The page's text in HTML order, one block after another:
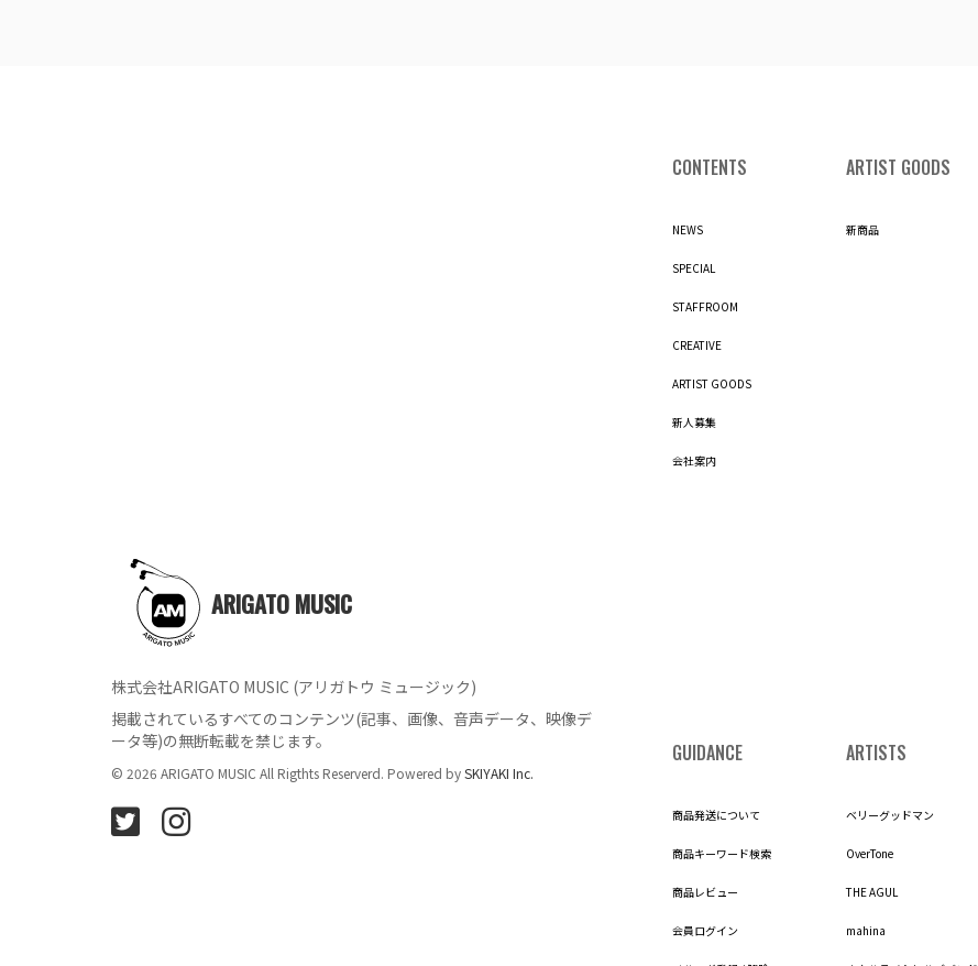
ARIGATO MUSIC
株式会社ARIGATO MUSIC (アリガトウ ミュージック)
掲載されているすべてのコンテンツ(記事、画像、音声データ、映像デ
ータ等)の無断転載を禁じます。
© 2026 ARIGATO MUSIC All Rigthts Reserverd. Powered bySKIYAKI Inc.
CONTENTS
NEWS
SPECIAL
STAFFROOM
CREATIVE
ARTIST GOODS
新人募集
会社案内
ARTIST GOODS
新商品
GUIDANCE
商品発送について
商品キーワード検索
商品レビュー
会員ログイン
ARTISTS
ベリーグッドマン
OverTone
THE AGUL
mahina